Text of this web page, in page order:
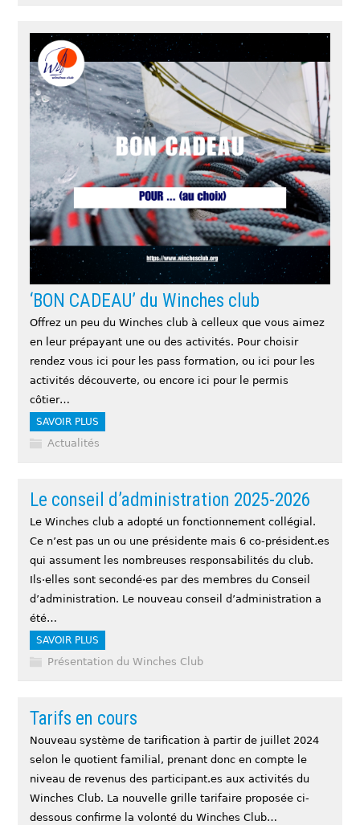
‘BON CADEAU’ du Winches club
Offrez un peu du Winches club à celleux que vous aimez
en leur prépayant une ou des activités. Pour choisir
rendez vous ici pour les pass formation, ou ici pour les
activités découverte, ou encore ici pour le permis
côtier…
SAVOIR PLUS
Actualités
Le conseil d’administration 2025-2026
Le Winches club a adopté un fonctionnement collégial.
Ce n’est pas un ou une présidente mais 6 co-président.es
qui assument les nombreuses responsabilités du club.
Ils·elles sont secondé·es par des membres du Conseil
d’administration. Le nouveau conseil d’administration a
été…
SAVOIR PLUS
Présentation du Winches Club
Tarifs en cours
Nouveau système de tarification à partir de juillet 2024
selon le quotient familial, prenant donc en compte le
niveau de revenus des participant.es aux activités du
Winches Club. La nouvelle grille tarifaire proposée ci-
dessous confirme la volonté du Winches Club…